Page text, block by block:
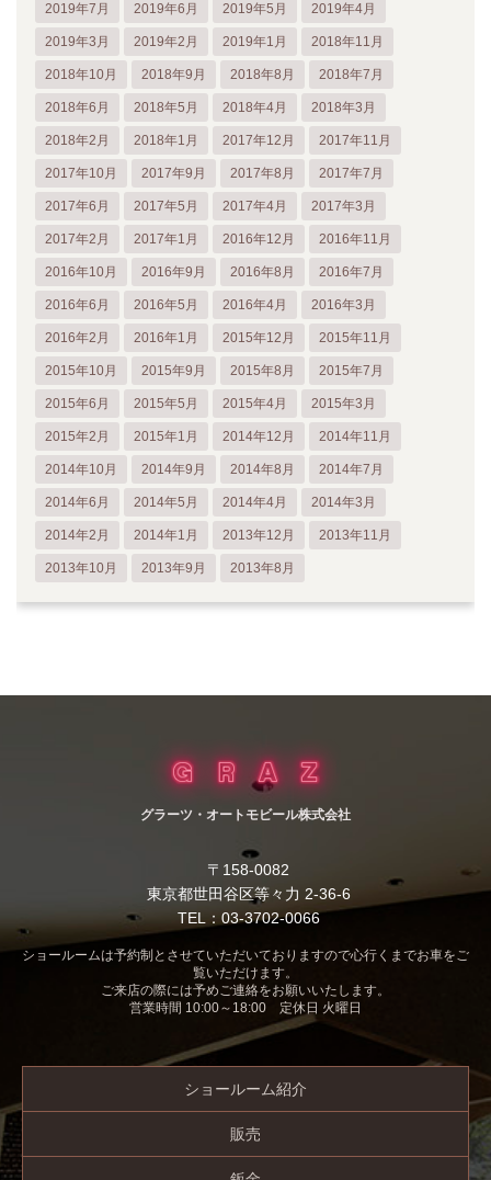
2019年7月 2019年6月 2019年5月 2019年4月
2019年3月 2019年2月 2019年1月 2018年11月
2018年10月 2018年9月 2018年8月 2018年7月
2018年6月 2018年5月 2018年4月 2018年3月
2018年2月 2018年1月 2017年12月 2017年11月
2017年10月 2017年9月 2017年8月 2017年7月
2017年6月 2017年5月 2017年4月 2017年3月
2017年2月 2017年1月 2016年12月 2016年11月
2016年10月 2016年9月 2016年8月 2016年7月
2016年6月 2016年5月 2016年4月 2016年3月
2016年2月 2016年1月 2015年12月 2015年11月
2015年10月 2015年9月 2015年8月 2015年7月
2015年6月 2015年5月 2015年4月 2015年3月
2015年2月 2015年1月 2014年12月 2014年11月
2014年10月 2014年9月 2014年8月 2014年7月
2014年6月 2014年5月 2014年4月 2014年3月
2014年2月 2014年1月 2013年12月 2013年11月
2013年10月 2013年9月 2013年8月
グラーツ・オートモビール株式会社
〒158-0082
東京都世田谷区等々力 2-36-6
TEL：03-3702-0066
ショールームは予約制とさせていただいておりますので心行くまでお車をご
覧いただけます。
ご来店の際には予めご連絡をお願いいたします。
営業時間 10:00～18:00 定休日 火曜日
ショールーム紹介
販売